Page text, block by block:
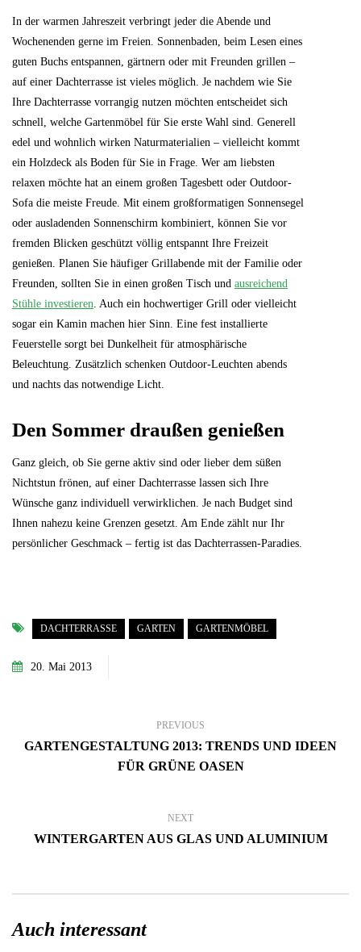
In der warmen Jahreszeit verbringt jeder die Abende und
Wochenenden gerne im Freien. Sonnenbaden, beim Lesen eines
guten Buchs entspannen, gärtnern oder mit Freunden grillen –
auf einer Dachterrasse ist vieles möglich. Je nachdem wie Sie
Ihre Dachterrasse vorrangig nutzen möchten entscheidet sich
schnell, welche Gartenmöbel für Sie erste Wahl sind. Generell
edel und wohnlich wirken Naturmaterialien – vielleicht kommt
ein Holzdeck als Boden für Sie in Frage. Wer am liebsten
relaxen möchte hat an einem großen Tagesbett oder Outdoor-
Sofa die meiste Freude. Mit einem großformatigen Sonnensegel
oder ausladenden Sonnenschirm kombiniert, können Sie vor
fremden Blicken geschützt völlig entspannt Ihre Freizeit
genießen. Planen Sie häufiger Grillabende mit der Familie oder
Freunden, sollten Sie in einen großen Tisch und ausreichend
Stühle investieren. Auch ein hochwertiger Grill oder vielleicht
sogar ein Kamin machen hier Sinn. Eine fest installierte
Feuerstelle sorgt bei Dunkelheit für atmosphärische
Beleuchtung. Zusätzlich schenken Outdoor-Leuchten abends
und nachts das notwendige Licht.
Den Sommer draußen genießen
Ganz gleich, ob Sie gerne aktiv sind oder lieber dem süßen
Nichtstun frönen, auf einer Dachterrasse lassen sich Ihre
Wünsche ganz individuell verwirklichen. Je nach Budget sind
Ihnen nahezu keine Grenzen gesetzt. Am Ende zählt nur Ihr
persönlicher Geschmack – fertig ist das Dachterrassen-Paradies.
DACHTERRASSE GARTEN GARTENMÖBEL
20. Mai 2013
PREVIOUS
GARTENGESTALTUNG 2013: TRENDS UND IDEEN
FÜR GRÜNE OASEN
NEXT
WINTERGARTEN AUS GLAS UND ALUMINIUM
Auch interessant